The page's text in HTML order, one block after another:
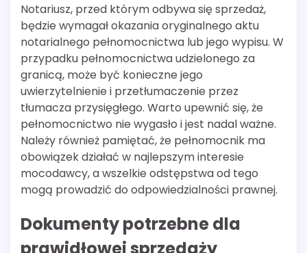
Notariusz, przed którym odbywa się sprzedaż,
będzie wymagał okazania oryginalnego aktu
notarialnego pełnomocnictwa lub jego wypisu. W
przypadku pełnomocnictwa udzielonego za
granicą, może być konieczne jego
uwierzytelnienie i przetłumaczenie przez
tłumacza przysięgłego. Warto upewnić się, że
pełnomocnictwo nie wygasło i jest nadal ważne.
Należy również pamiętać, że pełnomocnik ma
obowiązek działać w najlepszym interesie
mocodawcy, a wszelkie odstępstwa od tego
mogą prowadzić do odpowiedzialności prawnej.
Dokumenty potrzebne dla
prawidłowej sprzedaży